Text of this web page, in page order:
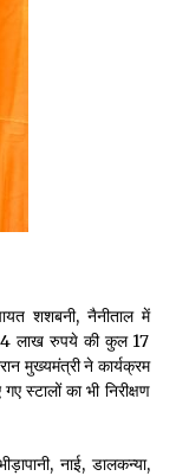
शशबनी, नैनीताल में
लाख रुपये की कुल 17
मुख्यमंत्री ने कार्यक्रम
स्टालों का भी निरीक्षण
नाई, डालकन्या,